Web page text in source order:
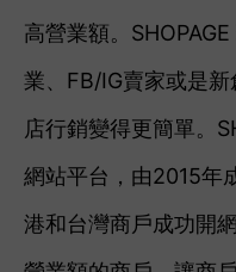
高營業額。
業、FB/IG賣家或是
店行銷變得更簡單。
網站平台，由2015年
港和台灣商戶成功開